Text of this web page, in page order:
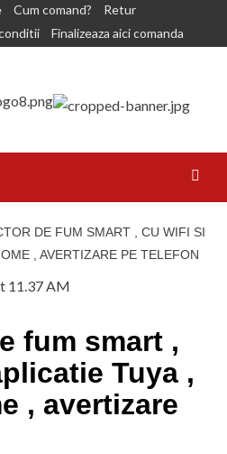
Cum comand?
Retur
Finalizeaza aici comanda
DE FUM SMART , CU WIFI SI
, AVERTIZARE PE TELEFON
fum smart ,
Tuya ,
, avertizare